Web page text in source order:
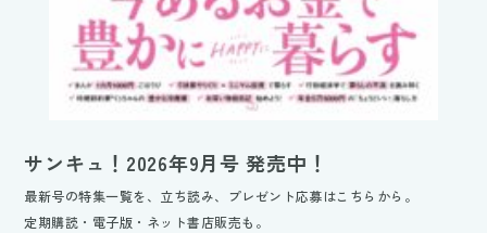
サンキュ！2026年9月号 発売中！
最新号の特集一覧を、立ち読み、プレゼント応募はこちらから。
定期購読・電子版・ネット書店販売も。